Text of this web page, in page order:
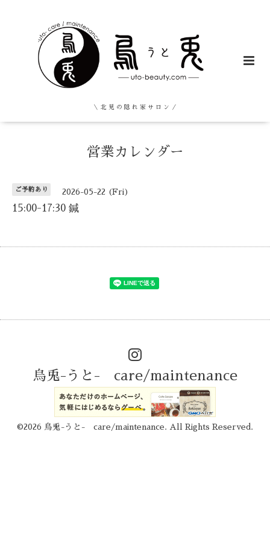
＼ 北 見 の 隠 れ 家 サ ロ ン ／
営業カレンダー
ご予約あり 2026-05-22 (Fri)
15:00-17:30 鍼
烏兎-うと- care/maintenance
©2026 烏兎-うと- care/maintenance . All Rights Reserved.